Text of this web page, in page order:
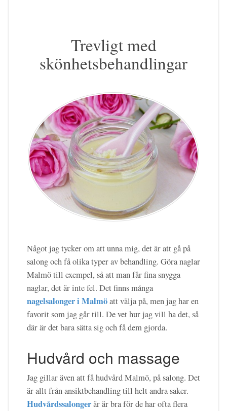
Trevligt med
skönhetsbehandlingar
Något jag tycker om att unna mig, det är att gå på
salong och få olika typer av behandling. Göra naglar
Malmö till exempel, så att man får fina snygga
naglar, det är inte fel. Det finns många
nagelsalonger i Malmöatt välja på, men jag har en
favorit som jag går till. De vet hur jag vill ha det, så
där är det bara sätta sig och få dem gjorda.
Hudvård och massage
Jag gillar även att få hudvård Malmö, på salong. Det
är allt från ansiktbehandling till helt andra saker.
Hudvårdssalongerär är bra för de har ofta flera